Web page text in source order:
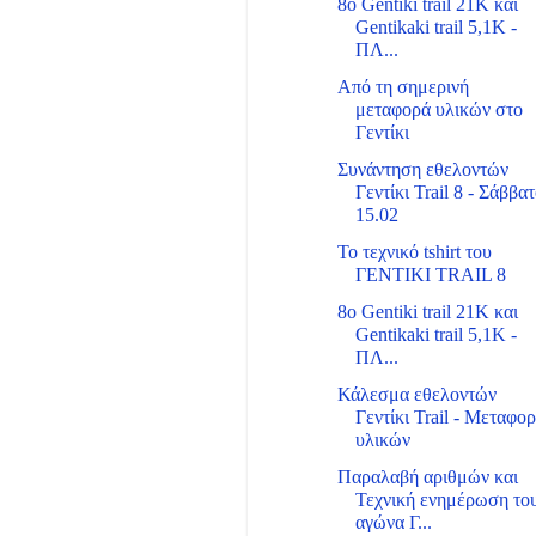
Gentikaki trail 5,1Κ -
ΠΛ...
Από τη σημερινή
μεταφορά υλικών στο
Γεντίκι
Συνάντηση εθελοντών
Γεντίκι Trail 8 -
15.02
Το τεχνικό tshirt του
ΓΕΝΤΙΚΙ TRAIL 8
8ο Gentiki trail 21Κ και
Gentikaki trail 5,1Κ -
ΠΛ...
Κάλεσμα εθελοντών
Γεντίκι Trail -
υλικών
Παραλαβή αριθμών και
Τεχνική ενημέρωση
αγώνα Γ...